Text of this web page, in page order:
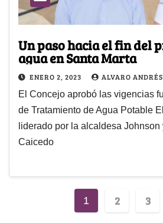
Un paso hacia el fin del
agua en Santa Marta
ENERO 2, 2023 ALVARO
El Concejo aprobó las vigencias
de Tratamiento de Agua Potable
liderado por la alcaldesa
Caicedo
1 2 3